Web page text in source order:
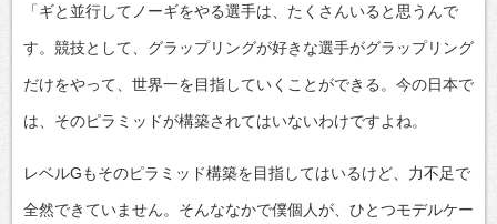
「ギと並行してノーギをやる選手は、たくさんいると思うんで
す。競技として、グラップリングが好きな選手がグラップリング
だけをやって、世界一を目指していくことができる。今の日本で
は、そのピラミッドが構築されてはいないわけですよね。
レベルGもそのピラミッド構築を目指してはいるけど、力不足で
全然できていません。そんななかで僕個人が、ひとつモデルケー